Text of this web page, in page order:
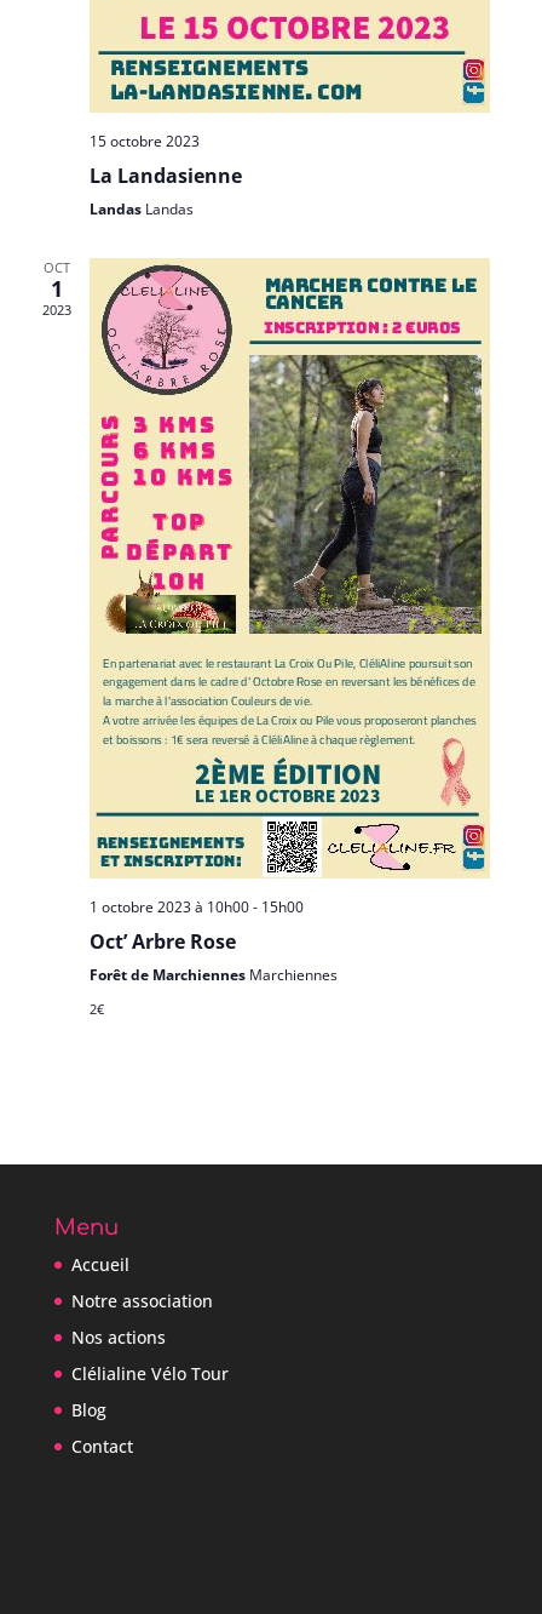
15 octobre 2023
La Landasienne
Landas Landas
OCT
1
2023
1 octobre 2023 à 10h00- 15h00
Oct’ Arbre Rose
Forêt de Marchiennes Marchiennes
2€
Menu
Accueil
Notre association
Nos actions
Clélialine Vélo Tour
Blog
Contact